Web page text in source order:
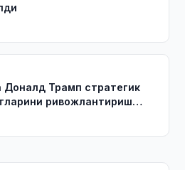
Доналд Трамп стратегик
ривожлантириш
қилишди